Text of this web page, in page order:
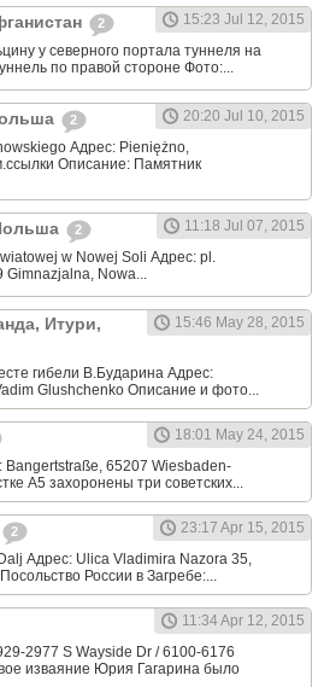
2
15:23 Jul 12, 2015
у северного портала туннеля на
по правой стороне Фото:...
2
20:20 Jul 10, 2015
Адрес: Pieniężno,
Описание: Памятник
2
11:18 Jul 07, 2015
w Nowej Soli Адрес: pl.
Gimnazjalna, Nowa...
Итури,
15:46 May 28, 2015
гибели В.Бударина Адрес:
Glushchenko Описание и фото...
18:01 May 24, 2015
65207 Wiesbaden-
А5 захоронены три советских...
2
23:17 Apr 15, 2015
Адрес: Ulica Vladimira Nazora 35,
России в Загребе:...
11:34 Apr 12, 2015
2977 S Wayside Dr / 6100-6176
изваяние Юрия Гагарина было